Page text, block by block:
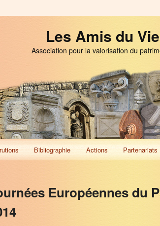
Les Amis du
Association pour la valorisation du
Bibliographie Actions Partenariats
Européennes du